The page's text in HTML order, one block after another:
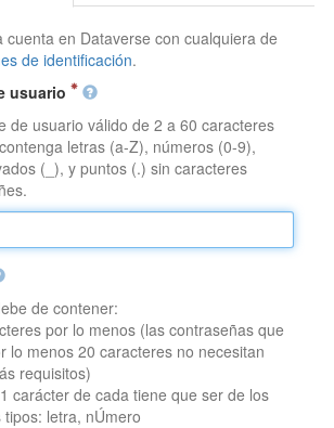
cuenta en Dataverse con cualquiera de
de identificación.
usuario
de usuario válido de 2 a 60 caracteres
letras (a-Z), números (0-9),
(_), y puntos (.) sin caracteres
de contener:
por lo menos (las contraseñas que
lo menos 20 caracteres no necesitan
requisitos)
carácter de cada tiene que ser de los
tipos: letra, nÚmero